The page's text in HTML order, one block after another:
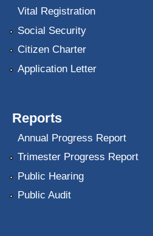
Vital Registration
Social Security
Citizen Charter
Application Letter
Reports
Annual Progress Report
Trimester Progress Report
Public Hearing
Public Audit